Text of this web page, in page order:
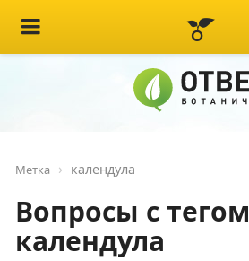
Метка календула
Вопросы с тегом
календула